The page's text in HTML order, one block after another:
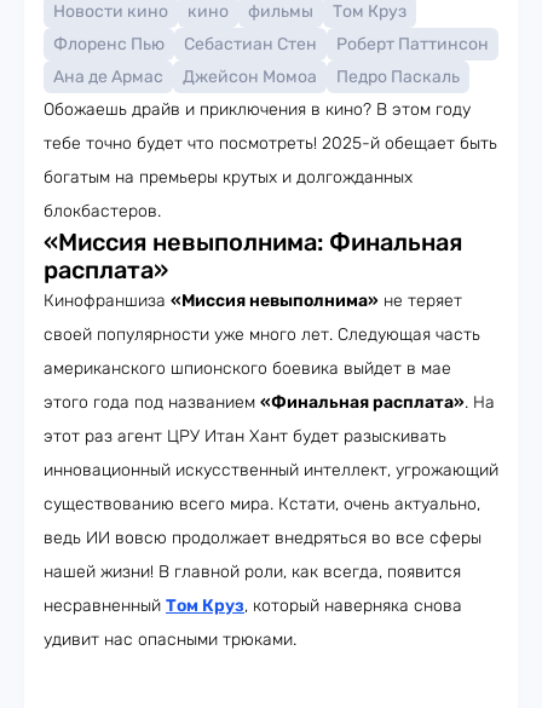
Новости кино кино фильмы
Том Круз
Флоренс Пью
Себастиан Стен
Роберт Паттинсон
Ана де Армас
Джейсон Момоа
Педро Паскаль
Обожаешь драйв и приключения в кино? В этом году
тебе точно будет что посмотреть! 2025-й обещает быть
богатым на премьеры крутых и долгожданных
блокбастеров.
«Миссия невыполнима: Финальная
расплата»
Кинофраншиза «Миссия невыполнима» не теряет
своей популярности уже много лет. Следующая часть
американского шпионского боевика выйдет в мае
этого года под названием «Финальная расплата». На
этот раз агент ЦРУ Итан Хант будет разыскивать
инновационный искусственный интеллект, угрожающий
существованию всего мира. Кстати, очень актуально,
ведь ИИ вовсю продолжает внедряться во все сферы
нашей жизни! В главной роли, как всегда, появится
несравненный Том Круз, который наверняка снова
удивит нас опасными трюками.